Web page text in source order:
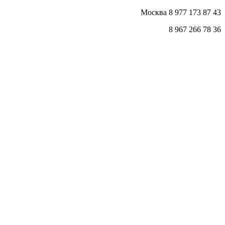
Москва 8 977 173 87 43
8 967 266 78 36